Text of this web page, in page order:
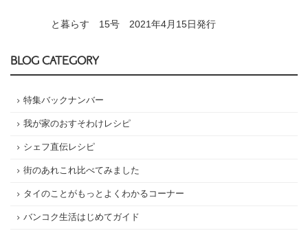
と暮らす 15号 2021年4月15日発行
BLOG CATEGORY
特集バックナンバー
我が家のおすそわけレシピ
シェフ直伝レシピ
街のあれこれ比べてみました
タイのことがもっとよくわかるコーナー
バンコク生活はじめてガイド